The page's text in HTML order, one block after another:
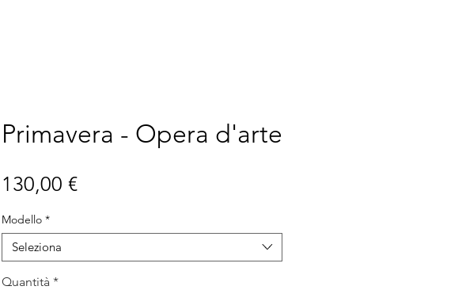
Primavera - Opera d'arte
130,00 €Prezzo
Modello *
Seleziona
Quantità *